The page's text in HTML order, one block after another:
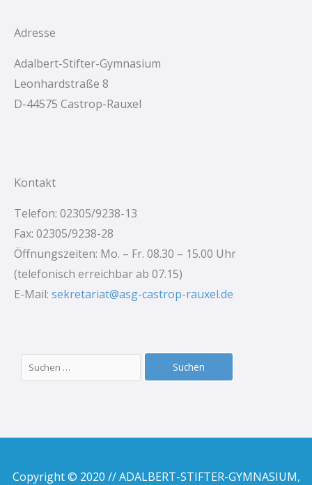
c
:
Adresse
Adalbert-Stifter-Gymnasium
Leonhardstraße 8
D-44575 Castrop-Rauxel
Kontakt
Telefon: 02305/9238-13
Fax: 02305/9238-28
Öffnungszeiten: Mo. – Fr. 08.30 – 15.00 Uhr
(telefonisch erreichbar ab 07.15)
E-Mail: sekretariat@asg-castrop-rauxel.de
Suchen
nach:
Copyright © 2020 // ADALBERT-STIFTER-GYMNASIUM,